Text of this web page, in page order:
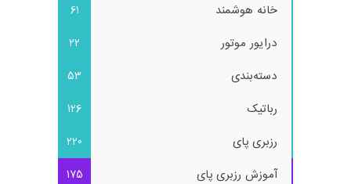
خانه هوشمند
61
درایور موتور
22
دسته‌بندی
53
رباتیک
126
رزبری پای
220
آموزش رزبری پای
175